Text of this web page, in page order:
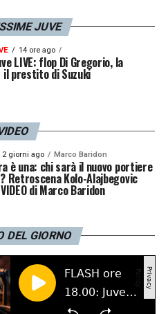
JUVE
14 ore ago
LIVE: flop Di Gregorio, la
il prestito di Suzuki
2 giorni ago Marco Baridon
è una: chi sarà il nuovo portiere
Retroscena Kolo-Alajbegovic
di Marco Baridon
DEL GIORNO